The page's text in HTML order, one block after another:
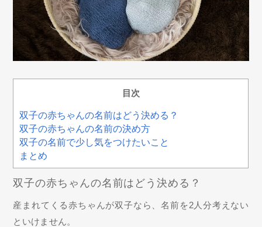
目次
双子の赤ちゃんの名前はどう決める？
双子の赤ちゃんの名前の決め方
双子の名前で少し気をつけたいこと
まとめ
双子の赤ちゃんの名前はどう決める？
産まれてくる赤ちゃんが双子なら、名前を2人分考えない
といけません。